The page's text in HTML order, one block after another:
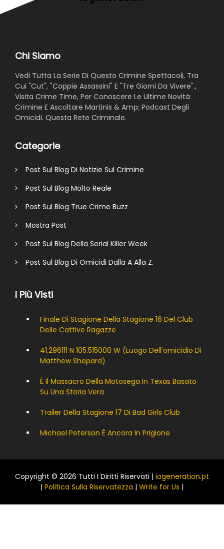
Chi Siamo
Vedi Tutta La Serie Di Questo Crimine Spettacoli, Tra
Cui "Cut", "Coppie Assassini" E "Tre Giorni Da Vivere".,
Visita Crime Time, Per Conoscere Le Ultime Novità
Crimine E Ascoltare Martinis & Amp; Podcast Degli
Omicidi. Questa Rete Criminale.
Categorie
Post Sul Blog Di Notizie Sul Crimine
Post Sul Blog Molto Reale
Post Sul Blog True Crime Buzz
Mostra Post
Post Sul Blog Della Serial Killer Week
Post Sul Blog Di Omicidi Dalla A Alla Z.
I Più Visti
Finale Di Stagione Della Stagione 16 Del Club
Delle Cattive Ragazze
41.296111 N 105.515000 W (luogo Dell'omicidio Di
Matthew Shepard)
È Il Massacro Della Motosega In Texas Basato
Su Una Storia Vera
Trailer Della Stagione 17 Di Bad Girls Club
Michael Peterson È Ancora In Prigione
Copyright © 2026 Tutti I Diritti Riservati | iogeneration.pt
| Politica Sulla Riservatezza | Write for Us |